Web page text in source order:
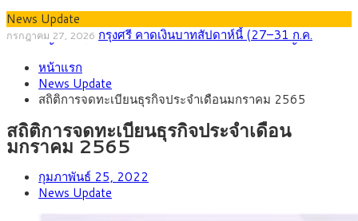
News Update
กรกฎาคม 27, 2026 กรุงศรี คาดเงินบาทสัปดาห์นี้ (27–31 ก.ค.
หน้ารถไฟฟ้าสงขลา โมโนเรล 12.54 กม. เชื่อมเมืองหาดใหญ่
สิงหาคม 4, 2026
หัวเพียง 2,618 บาท เสนอทบทวนจัดสรรงบให้สอดคล้องภาระงาน
จริง
สิงหาคม 3, 2026 กรุงศรี คาดเงินบาทสัปดาห์นี้ซื้อขายในกรอบ
33.00-33.60 ติดตามข้อมูลจ้างงานสหรัฐฯ
สิงหาคม 1, 2026 “เอกนิติ” เปิดเครื่องยนต์เศรษฐกิจใหม่ของไทย เดิน
หน้า 5 ยุทธศาสตร์ รื้อโครงสร้างเศรษฐกิจ ดันไทยโตเต็มศักยภาพ
กรกฎาคม 27, 2026
ภัยเงียบใกล้ตัวเด็ก LSD “แสตมป์เมา” ยาเสพติด
ลายการ์ตูน กรมศุลกากร เตือนผู้ปกครองเฝ้าระวัง หลังยึดล็อตใหญ่
จากเยอรมนี
หน้าแรก
News Update
สถิติการจดทะเบียนธุรกิจประจำเดือนมกราคม 2565
สถิติการจดทะเบียนธุรกิจประจำเดือน
มกราคม 2565
กุมภาพันธ์ 25, 2022
News Update